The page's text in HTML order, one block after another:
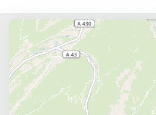
chalet by comparing the
in Réallon and the
your next holiday in